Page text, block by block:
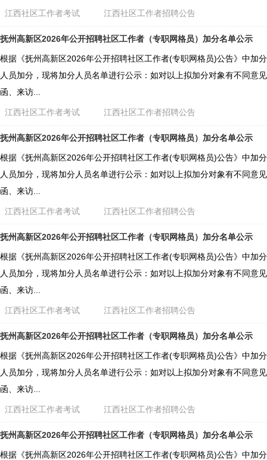
江西社区工作者考试 江西社区工作者招聘公告
抚州高新区2026年公开招聘社区工作者（专职网格员）加分名单公示
根据《抚州高新区2026年公开招聘社区工作者(专职网格员)公告》中加
人员加分，现将加分人员名单进行公示：如对以上拟加分对象有不同意
函、来访...
江西社区工作者考试 江西社区工作者招聘公告
抚州高新区2026年公开招聘社区工作者（专职网格员）加分名单公示
根据《抚州高新区2026年公开招聘社区工作者(专职网格员)公告》中加
人员加分，现将加分人员名单进行公示：如对以上拟加分对象有不同意
函、来访...
江西社区工作者考试 江西社区工作者招聘公告
抚州高新区2026年公开招聘社区工作者（专职网格员）加分名单公示
根据《抚州高新区2026年公开招聘社区工作者(专职网格员)公告》中加
人员加分，现将加分人员名单进行公示：如对以上拟加分对象有不同意
函、来访...
江西社区工作者考试 江西社区工作者招聘公告
抚州高新区2026年公开招聘社区工作者（专职网格员）加分名单公示
根据《抚州高新区2026年公开招聘社区工作者(专职网格员)公告》中加
人员加分，现将加分人员名单进行公示：如对以上拟加分对象有不同意
函、来访...
江西社区工作者考试 江西社区工作者招聘公告
抚州高新区2026年公开招聘社区工作者（专职网格员）加分名单公示
根据《抚州高新区2026年公开招聘社区工作者(专职网格员)公告》中加